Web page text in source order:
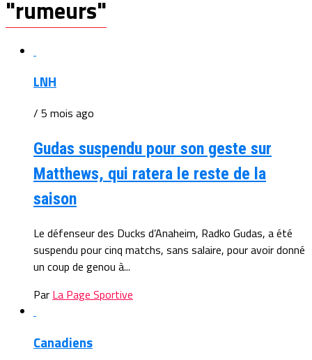
"rumeurs"
LNH
/ 5 mois ago
Gudas suspendu pour son geste sur
Matthews, qui ratera le reste de la
saison
Le défenseur des Ducks d’Anaheim, Radko Gudas, a été
suspendu pour cinq matchs, sans salaire, pour avoir donné
un coup de genou à...
Par La Page Sportive
Canadiens